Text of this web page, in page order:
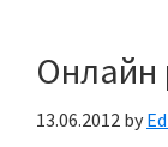
Онлайн
13.06.2012 by